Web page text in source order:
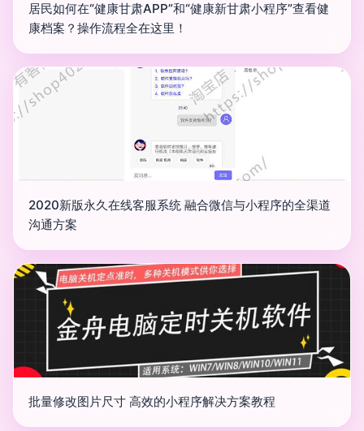
居民如何在“健康甘肃APP”和“健康新甘肃小程序”查看健
康档案？操作流程全在这里！
2020新版永久在线客服系统 融合微信与小程序的全渠道
沟通方案
批量修改图片尺寸 高效的小程序解决方案教程